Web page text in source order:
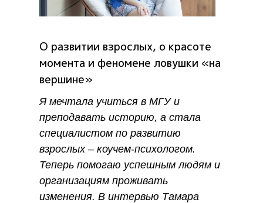
О развитии взрослых, о красоте
момента и феномене ловушки «на
вершине»
Я мечтала учиться в МГУ и
преподавать историю, а стала
специалистом по развитию
взрослых – коучем-психологом.
Теперь помогаю успешным людям и
организациям проживать
изменения. В интервью Тамара